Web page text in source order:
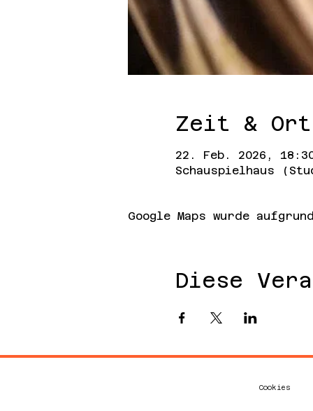
Zeit & Ort
22. Feb. 2026,
Schauspielhaus
Google Maps wurde
Diese
Cookies